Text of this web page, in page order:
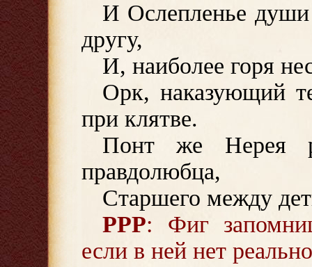
И Ослепленье души
другу,
И, наиболее горя
Орк, наказующий
при клятве.
Понт же Нерея
правдолюбца,
Старшего между
РРР: Фиг
если в ней нет